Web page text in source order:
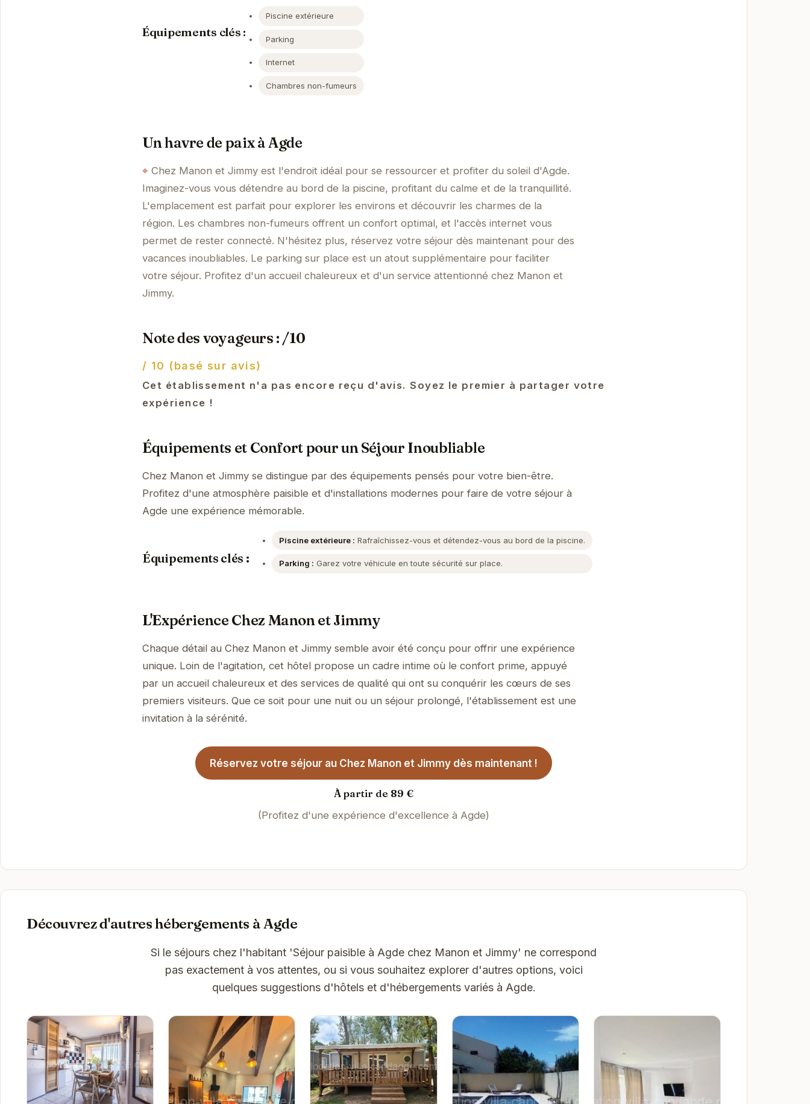
Équipements clés :
Piscine extérieure
Parking
Internet
Chambres non-fumeurs
Un havre de paix à Agde
Chez Manon et Jimmy est l'endroit idéal pour se ressourcer et profiter du soleil d'Agde.
Imaginez-vous vous détendre au bord de la piscine, profitant du calme et de la tranquillité.
L'emplacement est parfait pour explorer les environs et découvrir les charmes de la
région. Les chambres non-fumeurs offrent un confort optimal, et l'accès internet vous
permet de rester connecté. N'hésitez plus, réservez votre séjour dès maintenant pour des
vacances inoubliables. Le parking sur place est un atout supplémentaire pour faciliter
votre séjour. Profitez d'un accueil chaleureux et d'un service attentionné chez Manon et
Jimmy.
Note des voyageurs : /10
/ 10 (basé sur avis)
Cet établissement n'a pas encore reçu d'avis. Soyez le premier à partager votre
expérience !
Équipements et Confort pour un Séjour Inoubliable
Chez Manon et Jimmy se distingue par des équipements pensés pour votre bien-être.
Profitez d'une atmosphère paisible et d'installations modernes pour faire de votre séjour à
Agde une expérience mémorable.
Équipements clés :
Piscine extérieure : Rafraîchissez-vous et détendez-vous au bord de la piscine.
Parking : Garez votre véhicule en toute sécurité sur place.
L'Expérience Chez Manon et Jimmy
Chaque détail au Chez Manon et Jimmy semble avoir été conçu pour offrir une expérience
unique. Loin de l'agitation, cet hôtel propose un cadre intime où le confort prime, appuyé
par un accueil chaleureux et des services de qualité qui ont su conquérir les cœurs de ses
premiers visiteurs. Que ce soit pour une nuit ou un séjour prolongé, l'établissement est une
invitation à la sérénité.
Réservez votre séjour au Chez Manon et Jimmy dès maintenant !
À partir de 89 €
(Profitez d'une expérience d'excellence à Agde)
Découvrez d'autres hébergements à Agde
Si le séjours chez l'habitant 'Séjour paisible à Agde chez Manon et Jimmy' ne correspond
pas exactement à vos attentes, ou si vous souhaitez explorer d'autres options, voici
quelques suggestions d'hôtels et d'hébergements variés à Agde.